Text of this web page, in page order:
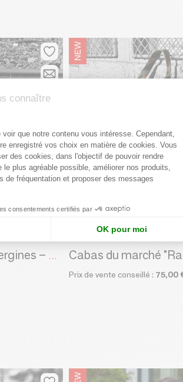
Cabas du marché "Aubergines – Courgettes"
MARON BOUILLIE
Prix de vente conseillé : 75,00
connaître
Gestion du
que notre contenu vous intéresse. Cependant,
enregistré vos choix en matière de cookies. Vous
des cookies, dans l'objectif de pouvoir rendre
plus agréable possible, améliorer nos produits,
de fréquentation et proposer des messages
consentements certifiés par
OK pour moi
Axeptio consent